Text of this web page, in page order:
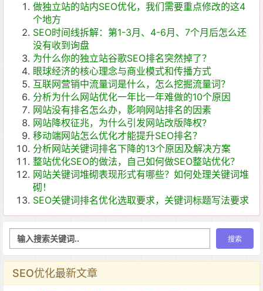
做独立站的站内SEO优化，我们需要重点修改的这4
个地方
SEO时间线拆解：第1-3月、4-6月、7个月后怎么还
没有收到询盘
为什么你的独立站谷歌SEO排名突然掉了？
眼球经济的核心理念与商业模式和传播方式
互联网营销中流量词是什么，怎么挖掘流量词？
分析为什么网站优化一年比一年难做的10个原因
网站没有排名怎么办，影响网站排名的因素
网站降权征兆，为什么引发网站改版降权?
移动端网站怎么优化才能提升SEO排名？
分析网站关键词排名下降的13个原因及解决方案
整站优化SEO的做法，自己如何做SEO整站优化？
网站关键词堆砌表现形式有哪些？如何处理关键词堆
砌！
SEO关键词排名优化选取要求，关键词标题写法要求
SEO优化最新文章